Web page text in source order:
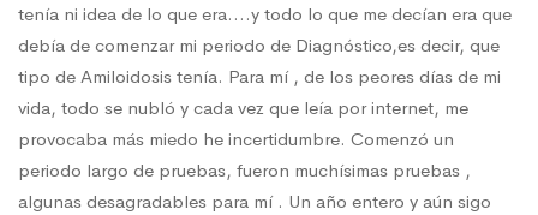
tenía ni idea de lo que era….y todo lo que me decían era que
debía de comenzar mi periodo de Diagnóstico,es decir, que
tipo de Amiloidosis tenía. Para mí , de los peores días de mi
vida, todo se nubló y cada vez que leía por internet, me
provocaba más miedo he incertidumbre. Comenzó un
periodo largo de pruebas, fueron muchísimas pruebas ,
algunas desagradables para mí . Un año entero y aún sigo